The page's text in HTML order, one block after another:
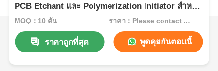
PCB Etchant และ Polymerization Initiator สําหรับ
การใช้งานในอุตสาหกรรม
MOQ：10 ตัน ราคา：Please contact customer service
ราคาถูกที่สุด พูดคุยกันตอนนี้